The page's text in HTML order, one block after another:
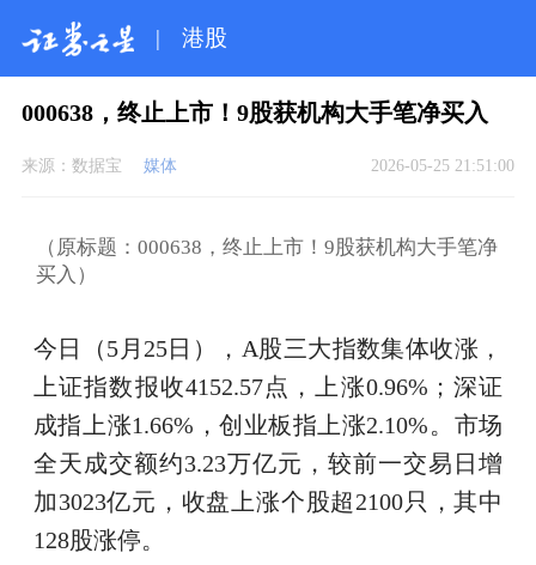
| 港股
000638，终止上市！9股获机构大手笔净买入
来源： 数据宝 媒体 2026-05-25 21:51:00
（原标题：000638，终止上市！9股获机构大手笔净
买入）
今日（5月25日），A股三大指数集体收涨，
上证指数报收4152.57点，上涨0.96%；深证
成指上涨1.66%，创业板指上涨2.10%。市场
全天成交额约3.23万亿元，较前一交易日增
加3023亿元，收盘上涨个股超2100只，其中
128股涨停。